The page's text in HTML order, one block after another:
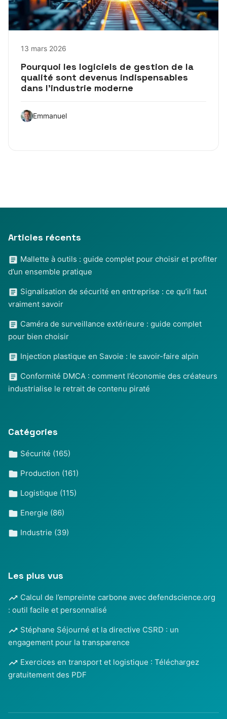
13 mars 2026
Pourquoi les logiciels de gestion de la
qualité sont devenus indispensables
dans l’industrie moderne
Emmanuel
Articles récents
Mallette à outils : guide complet pour choisir et profiter
d’un ensemble pratique
Signalisation de sécurité en entreprise : ce qu’il faut
vraiment savoir
Caméra de surveillance extérieure : guide complet
pour bien choisir
Injection plastique en Savoie : le savoir-faire alpin
Conformité DMCA : comment l’économie des créateurs
industrialise le retrait de contenu piraté
Catégories
Sécurité (165)
Production (161)
Logistique (115)
Energie (86)
Industrie (39)
Les plus vus
Calcul de l’empreinte carbone avec defendscience.org
: outil facile et personnalisé
Stéphane Séjourné et la directive CSRD : un
engagement pour la transparence
Exercices en transport et logistique : Téléchargez
gratuitement des PDF